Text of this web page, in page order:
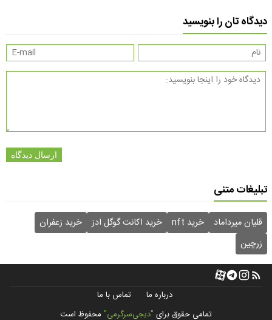
دیدگاه تان را بنویسید
ارسال دیدگاه
تبلیغات متنی
قلیان میرداماد خرید nft خرید اکانت گوگل ادز
خرید زعفران
زرچین
درباره ما
تماس با ما
تمامی حقوق برای "دیجی‌سرگرمی" محفوظ است